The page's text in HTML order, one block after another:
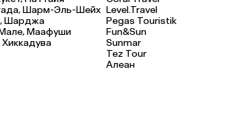
Шарм-Эль-Шейх
Шарджа
Маафуши
Хиккадува
Level.Travel
Pegas Touristik
Fun&Sun
Sunmar
Tez Tour
Алеан